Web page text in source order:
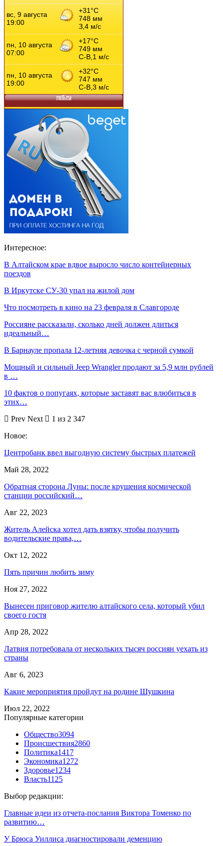
Интересное:
В Алтайском крае вдвое выросло число контейнерных
поездов
В Иркутске СУ-30 упал на жилой дом
Что посмотреть в кино на 23 февраля в Славгороде
Россияне рассказали, сколько дней должен длиться
идеальный…
В Барнауле пропала 12-летняя девочка с черной сумкой
Мощный и сильный Jeep Wrangler продают за 5,9 млн рублей
в …
10 фактов о попугаях, которые заставят вас влюбиться в
этих…
Prev Next
1 из 2 347
Новое:
Центробанк ввел выгодную систему быстрых платежей
Май 28, 2022
Обратная сторона Луны: после крушения космической
станции российский…
Авг 22, 2023
Житель Алейска хотел дать взятку, чтобы получить
водительские права,…
Окт 12, 2022
Пять причин любить зиму
Ноя 27, 2022
Вынесен приговор жителю алтайского села, который убил
своего гостя
Апр 28, 2022
Латвия потребовала от нескольких тысяч россиян уехать из
страны
Авг 6, 2023
Какие мероприятия пройдут на родине Шушкина
Июл 22, 2022
Популярные категории
Общество3094
Происшествия2860
Политика1417
Экономика1272
Здоровье1234
Власть1125
Выбор редакции:
Главные идеи из отчета-послания Виктора Томенко по
развитию…
У Брюса Уиллиса диагностировали деменцию